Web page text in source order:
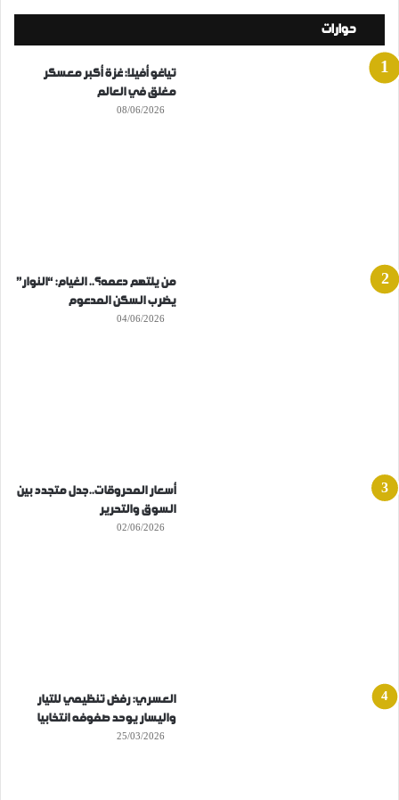
حوارات
تياغو أفيلا: غزة أكبر معسكر
مغلق في العالم
08/06/2026
من يلتهم دعمه؟.. الغيام: “النوار”
يضرب السكن المدعوم
04/06/2026
أسعار المحروقات..جدل متجدد بين
السوق والتحرير
02/06/2026
العسري: رفض تنظيمي للتيار
واليسار يوحد صفوفه انتخابيا
25/03/2026